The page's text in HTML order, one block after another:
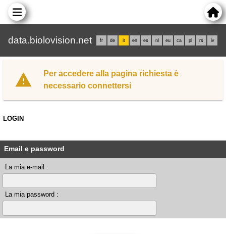
data.biolovision.net fr de it en es nl eu ca pl rs lv
Per accedere alla pagina richiesta è
necessario connettersi
LOGIN
Email e password
La mia e-mail :
La mia password :